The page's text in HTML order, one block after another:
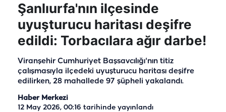
Şanlıurfa'nın ilçesinde
uyuşturucu haritası deşifre
edildi: Torbacılara ağır darbe!
Viranşehir Cumhuriyet Başsavcılığı'nın titiz
çalışmasıyla ilçedeki uyuşturucu haritası deşifre
edilirken, 28 mahallede 97 şüpheli yakalandı.
Haber Merkezi
12 May 2026, 00:16 tarihinde yayınlandı